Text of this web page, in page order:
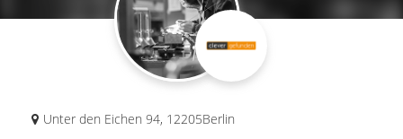
Unter den Eichen 94, 12205Berlin